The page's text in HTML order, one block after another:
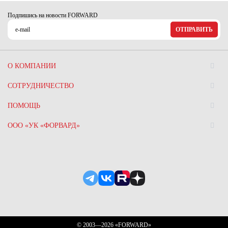
Ханты-Мансийский автономный округ (3)
Челябинская область (2)
Ямало-Ненецкий автономный округ (1)
Ярославская область (1)
Подпишись на новости FORWARD
ОТПРАВИТЬ
О КОМПАНИИ
СОТРУДНИЧЕСТВО
ПОМОЩЬ
ООО «УК «ФОРВАРД»
© 2003—2026 «FORWARD»